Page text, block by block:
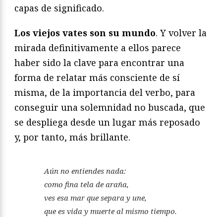
capas de significado.
Los viejos vates son su mundo. Y volver la
mirada definitivamente a ellos parece
haber sido la clave para encontrar una
forma de relatar más consciente de sí
misma, de la importancia del verbo, para
conseguir una solemnidad no buscada, que
se despliega desde un lugar más reposado
y, por tanto, más brillante.
Aún no entiendes nada:
como fina tela de araña,
ves esa mar que separa y une,
que es vida y muerte al mismo tiempo.